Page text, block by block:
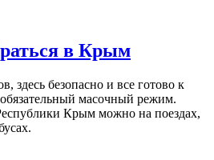
в Крым
здесь безопасно и все готово к
масочный режим.
Крым можно на поездах,